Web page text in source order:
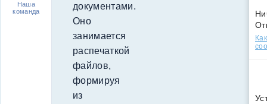
Наша
команда
документами.
Оно
занимается
распечаткой
файлов,
формируя
из